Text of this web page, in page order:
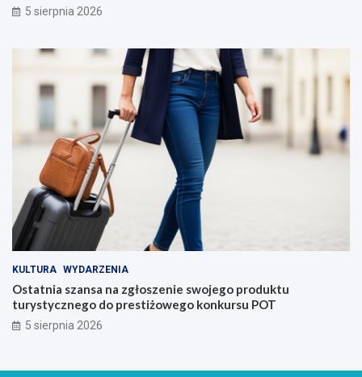
5 sierpnia 2026
KULTURA WYDARZENIA
Ostatnia szansa na zgłoszenie swojego produktu
turystycznego do prestiżowego konkursu POT
5 sierpnia 2026